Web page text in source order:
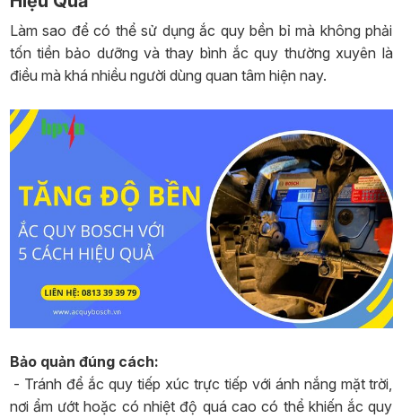
Làm sao để có thể sử dụng ắc quy bền bỉ mà không phải
tốn tiền bảo dưỡng và thay bình ắc quy thường xuyên là
điều mà khá nhiều người dùng quan tâm hiện nay.
Bảo quản đúng cách:
- Tránh để ắc quy tiếp xúc trực tiếp với ánh nắng mặt trời,
nơi ẩm ướt hoặc có nhiệt độ quá cao có thể khiến ắc quy